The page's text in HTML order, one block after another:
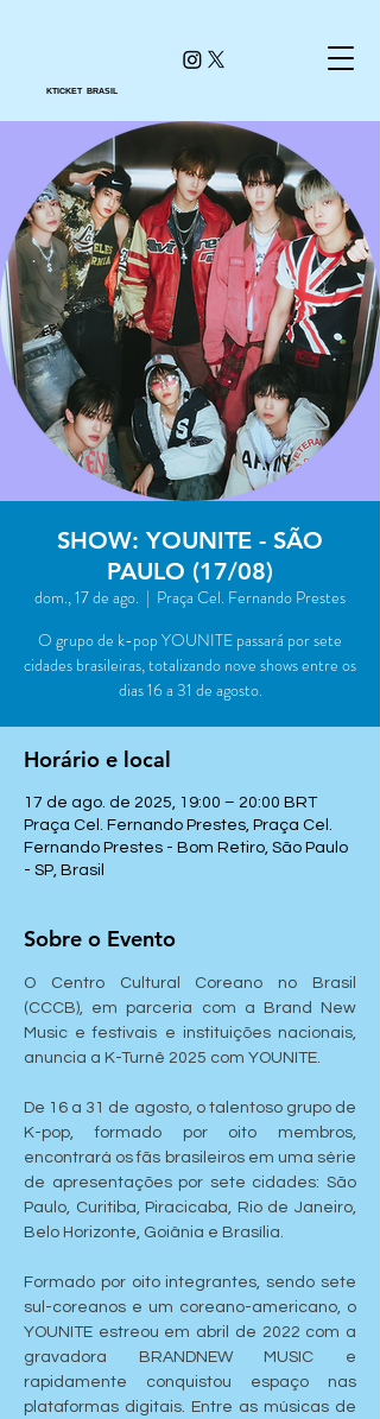
KTICKET BRASIL
SHOW: YOUNITE - SÃO
PAULO (17/08)
dom., 17 de ago.
  |
Praça Cel. Fernando Prestes
O grupo de k-pop YOUNITE passará por sete
cidades brasileiras, totalizando nove shows entre os
dias 16 a 31 de agosto.
Horário e local
17 de ago. de 2025, 19:00 – 20:00 BRT
Praça Cel. Fernando Prestes, Praça Cel.
Fernando Prestes - Bom Retiro, São Paulo
- SP, Brasil
Sobre o Evento
O Centro Cultural Coreano no Brasil
(CCCB), em parceria com a Brand New
Music e festivais e instituições nacionais,
anuncia a K-Turnê 2025 com YOUNITE.
De 16 a 31 de agosto, o talentoso grupo de
K-pop, formado por oito membros,
encontrará os fãs brasileiros em uma série
de apresentações por sete cidades: São
Paulo, Curitiba, Piracicaba, Rio de Janeiro,
Belo Horizonte, Goiânia e Brasília.
Formado por oito integrantes, sendo sete
sul-coreanos e um coreano-americano, o
YOUNITE estreou em abril de 2022 com a
gravadora BRANDNEW MUSIC e
rapidamente conquistou espaço nas
plataformas digitais. Entre as músicas de